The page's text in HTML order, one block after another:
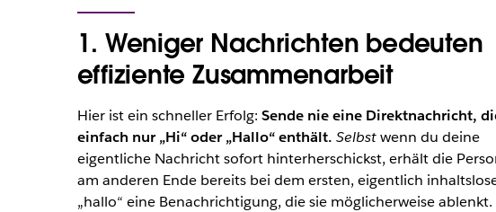
1. Weniger Nachrichten bedeuten
effiziente Zusammenarbeit
Hier ist ein schneller Erfolg: Sende nie eine Direktnachricht,
einfach nur „Hi“ oder „Hallo“ enthält. Selbstwenn du deine
eigentliche Nachricht sofort hinterherschickst, erhält die
am anderen Ende bereits bei dem ersten, eigentlich
„hallo“ eine Benachrichtigung, die sie möglicherweise ablenkt.